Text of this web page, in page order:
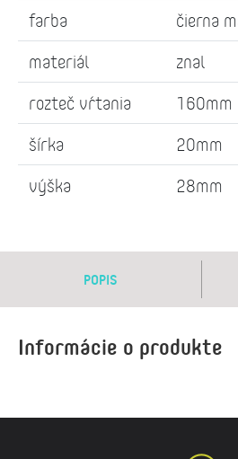
farba
čierna
materiál
znal
rozteč vŕtania
160mm
šírka
20mm
výška
28mm
POPIS
Informácie o produkte